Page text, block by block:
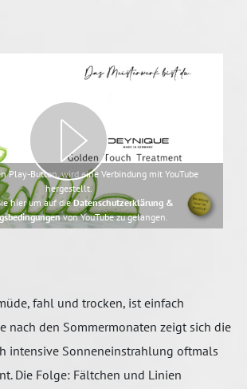
Play-Button, wird eine Verbindung mit YouTube
hergestellt.
hier um auf dieDatenschutzerklärung &
von YouTube zu gelangen.
fahl und trocken, ist einfach
nach den Sommermonaten zeigt sich die
intensive Sonneneinstrahlung oftmals
Die Folge: Fältchen und Linien